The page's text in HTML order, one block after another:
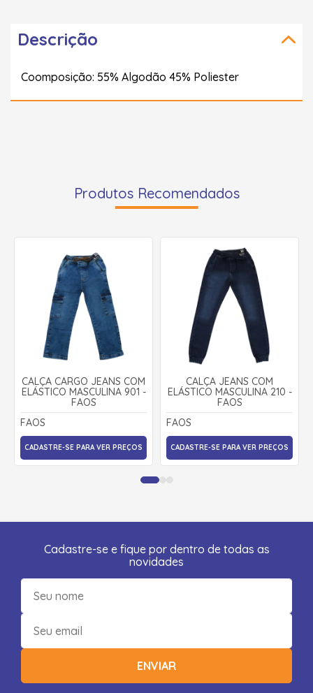
Descrição
Coomposição: 55% Algodão 45% Poliester
Produtos Recomendados
CALÇA CARGO JEANS COM
ELÁSTICO MASCULINA 901 -
FAOS
FAOS
CADASTRE-SE PARA VER PREÇOS
CALÇA JEANS COM
ELÁSTICO MASCULINA 210 -
FAOS
FAOS
CADASTRE-SE PARA VER PREÇOS
Cadastre-se e fique por dentro de todas as
novidades
ENVIAR